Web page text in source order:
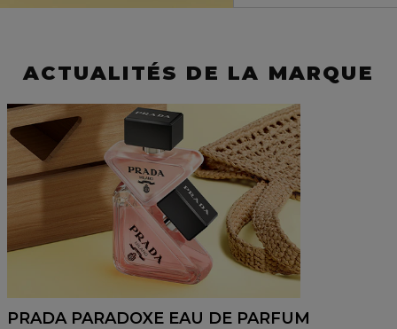
ACTUALITÉS DE LA MARQUE
PRADA PARADOXE EAU DE PARFUM